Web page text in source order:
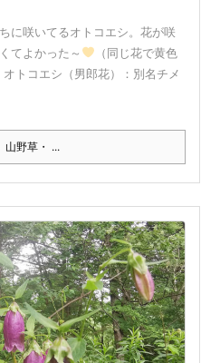
に咲いてるオトコエシ。花が咲
てよかった～
（同じ花で黄色
トコエシ（男郎花）：別名チメ
山野草・ ...